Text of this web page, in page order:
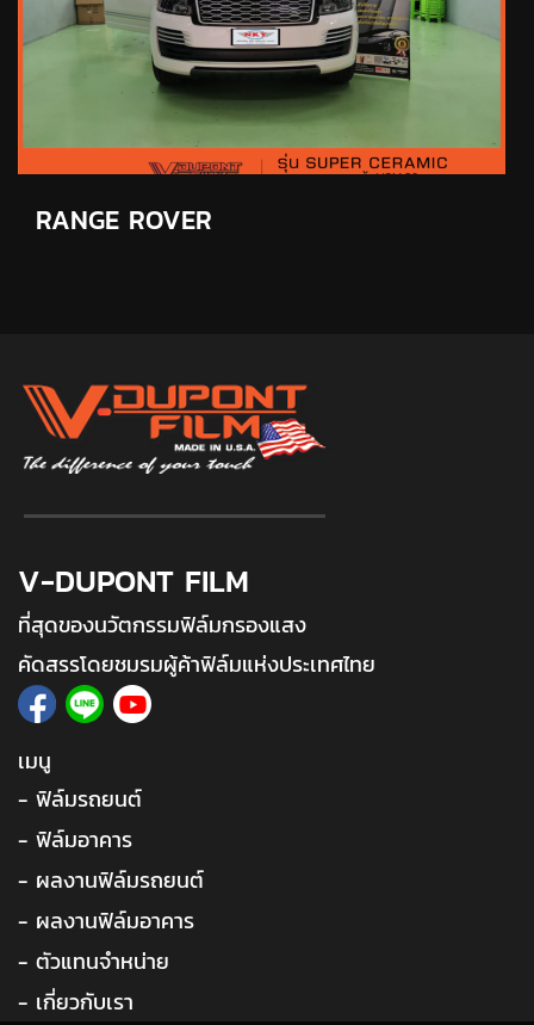
RANGE ROVER
V-DUPONT FILM
ที่สุดของนวัตกรรมฟิล์มกรองแสง
คัดสรรโดยชมรมผู้ค้าฟิล์มแห่งประเทศไทย
เมนู
- ฟิล์มรถยนต์
- ฟิล์มอาคาร
- ผลงานฟิล์มรถยนต์
- ผลงานฟิล์มอาคาร
- ตัวแทนจำหน่าย
- เกี่ยวกับเรา